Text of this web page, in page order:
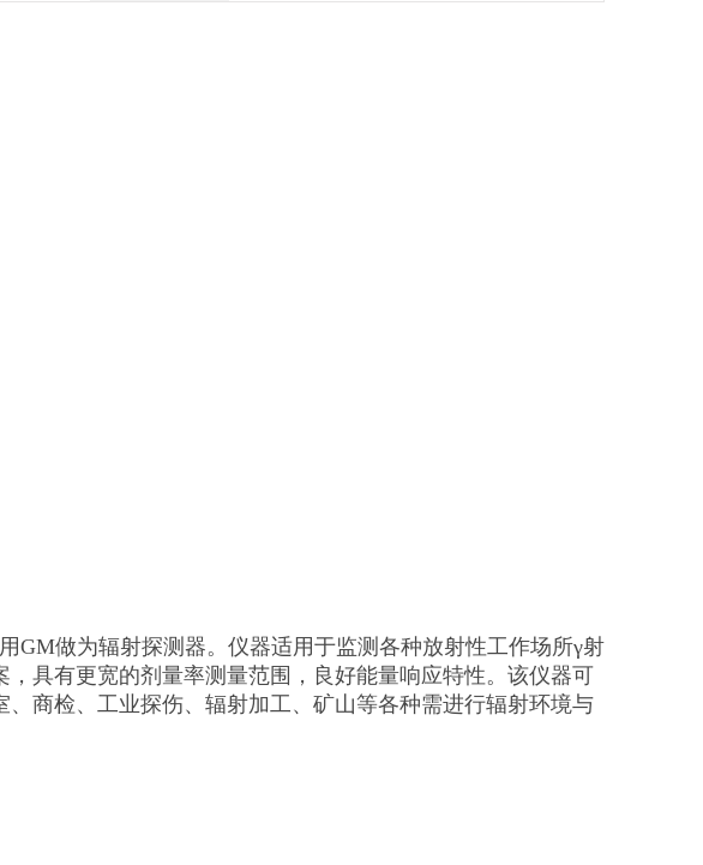
GM做为辐射探测器。仪器适用于监测各种放射性工作场所γ射
具有更宽的剂量率测量范围，良好能量响应特性。该仪器可
商检、工业探伤、辐射加工、矿山等各种需进行辐射环境与